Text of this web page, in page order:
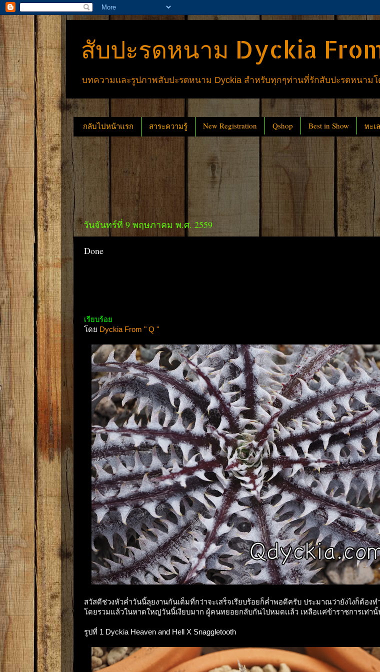
สับปะรดหนาม Dyckia
บทความและรูปภาพสับปะรดหนาม Dyckia สำหรับทุกๆท่านที่รักสับปะรดหนามโ
กลับไปหน้าแรก สาระความรู้ New Registration Qshop Best in Show ทะเ
วันจันทร์ที่ 9 พฤษภาคม พ.ศ. 2559
Done
เรียบร้อย
โดย Dyckia From " Q "
สวัสดีช่วงหัวค่ำวันนี้ลุยงานกันเต็มที่กว่าจะเสร็จเรียบร้อยก็ค่ำพอดีครับ ประมาณว่ายังไงก็ต้องท
โดยรวมเเล้วในหาดใหญ่วันนี้เงียบมาก ผู้คนทยอยกลับกันไปหมดเเล้ว เหลือเเค่ข้าราชการเท่า
รูปที่ 1 Dyckia Heaven and Hell X Snaggletooth